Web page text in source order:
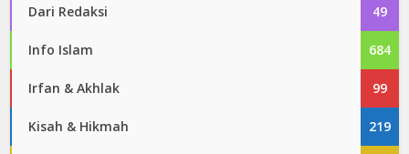
Dari Redaksi 49
Info Islam 684
Irfan & Akhlak 99
Kisah & Hikmah 219